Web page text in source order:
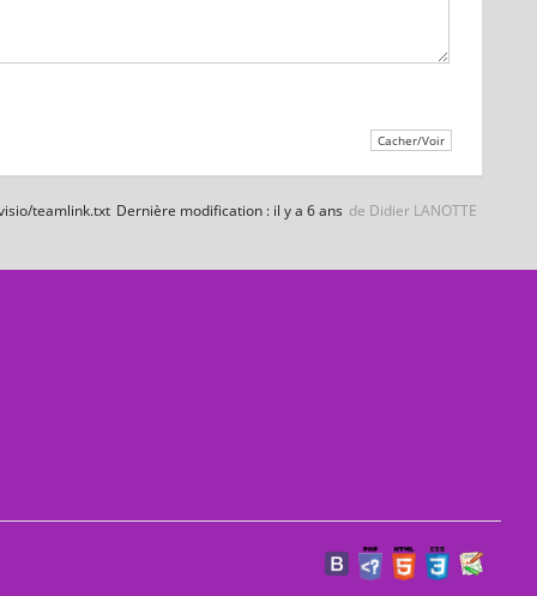
teamlink.txt Dernière modification : il y a 6 ans de Didier LANOTTE